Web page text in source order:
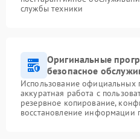
службы техники
Оригинальные
безопасное
Использование официальных
аккуратная работа с
резервное копирование,
восстановление информации